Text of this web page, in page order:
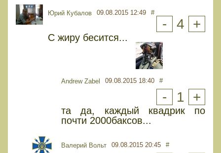
Юрий Кубалов 09.08.2015 12:49 #
- 4 +
С жиру бесится...
Andrew Zabel 09.08.2015 18:40 #
- 1 +
та да, каждый квадрик по
почти 2000баксов...
Валерий Вольт 09.08.2015 20:45 #